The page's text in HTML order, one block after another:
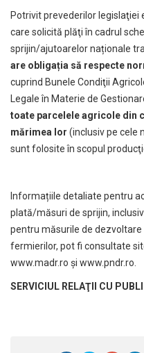
Potrivit prevederilor
care solicită plăţi în cadrul
sprijin/ajutoarelor naționale
are obligația să respecte
cuprind Bunele Condiţii
Legale în Materie de
toate parcelele agricole din
mărimea lor (inclusiv pe cele
sunt folosite în scopul
Informațiile detaliate pentru
plată/măsuri de sprijin,
pentru măsurile de
fermierilor, pot fi consultate
www.madr.ro și www.pndr.ro
SERVICIUL RELAŢII CU